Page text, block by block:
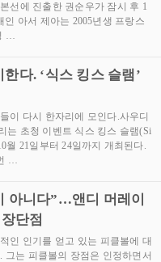
선에 진출한 권순우가 잠시 후 1
인 아서 제아는 2005년생 프랑스
…
다. ‘식스 킹스 슬램’
이 다시 한자리에 모인다.사우디
는 초청 이벤트 식스 킹스 슬램(Si
월 21일부터 24일까지 개최된다.
…
아니다”…앤디 머레이
단점
인 인기를 얻고 있는 피클볼에 대
그는 피클볼의 장점은 인정하면서